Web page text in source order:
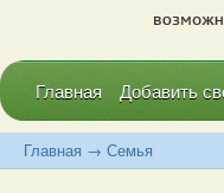
Главная Добавить
Главная → Семья